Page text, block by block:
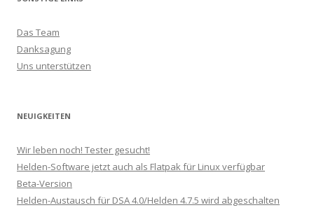
Das Team
Danksagung
Uns unterstützen
NEUIGKEITEN
Wir leben noch! Tester gesucht!
Helden-Software jetzt auch als Flatpak für Linux verfügbar
Beta-Version
Helden-Austausch für DSA 4.0/Helden 4.7.5 wird abgeschalten